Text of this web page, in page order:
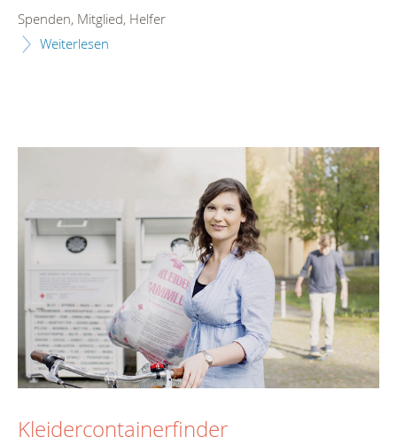
Spenden, Mitglied, Helfer
Weiterlesen
Kleidercontainerfinder